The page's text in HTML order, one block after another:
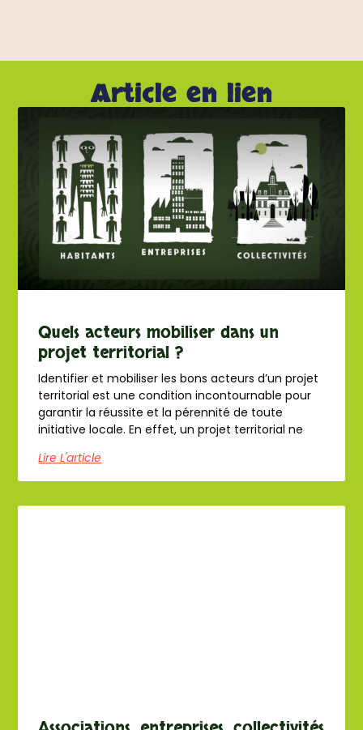
Article en lien
Quels acteurs mobiliser dans un
projet territorial ?
Identifier et mobiliser les bons acteurs d’un projet
territorial est une condition incontournable pour
garantir la réussite et la pérennité de toute
initiative locale. En effet, un projet territorial ne
Lire L'article